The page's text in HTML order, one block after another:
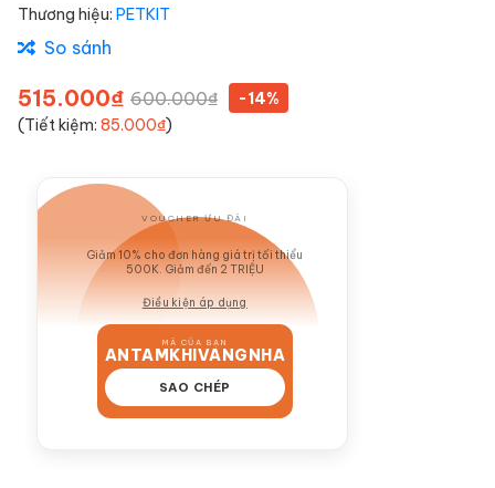
Thương hiệu: PETKIT
So sánh
515.000₫ 600.000₫
-14%
(Tiết kiệm: 85.000₫)
VOUCHER ƯU ĐÃI
Giảm 10% cho đơn hàng giá trị tối thiểu
500K. Giảm đến 2 TRIỆU
Điều kiện áp dụng
MÃ CỦA BẠN
ANTAMKHIVANGNHA
SAO CHÉP